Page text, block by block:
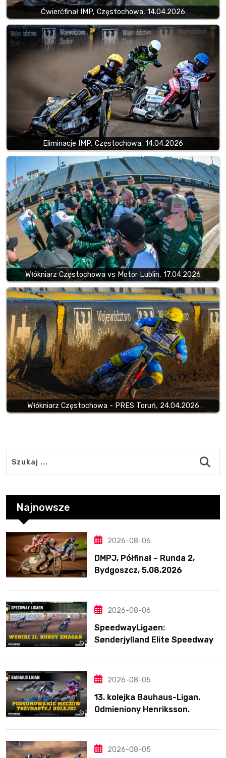
Ćwierćfinał IMP, Częstochowa, 14.04.2026
Eliminacje IMP, Częstochowa, 14.04.2026
Włókniarz Częstochowa vs Motor Lublin, 17.04.2026
Włókniarz Częstochowa - PRES Toruń, 24.04.2026
Najnowsze
2026-08-06
DMPJ, Półfinał – Runda 2,
Bydgoszcz, 5.08.2026
2026-08-06
SpeedwayLigaen:
Sønderjylland Elite Speedway
2026-08-05
13. kolejka Bauhaus-Ligan.
Odmieniony Henriksson.
2026-08-05